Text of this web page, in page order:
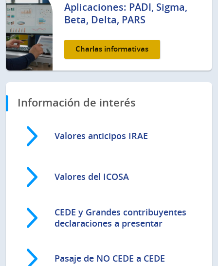
Aplicaciones: PADI, Sigma,
Beta, Delta, PARS
Charlas informativas
Información de interés
Valores anticipos IRAE
Valores del ICOSA
CEDE y Grandes contribuyentes
declaraciones a presentar
Pasaje de NO CEDE a CEDE